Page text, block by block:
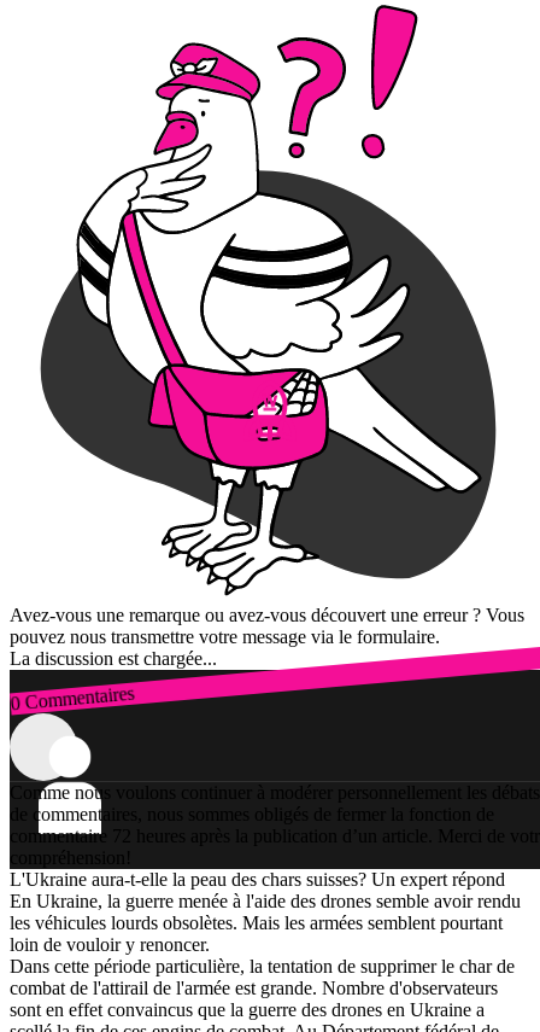
Avez-vous une remarque ou avez-vous découvert une erreur ? Vous
pouvez nous transmettre votre message via le formulaire.
La discussion est chargée...
0 Commentaires
Connexion
Comme nous voulons continuer à modérer personnellement les débats
de commentaires, nous sommes obligés de fermer la fonction de
commentaire 72 heures après la publication d’un article. Merci de
compréhension!
L'Ukraine aura-t-elle la peau des chars suisses? Un expert répond
En Ukraine, la guerre menée à l'aide des drones semble avoir rendu
les véhicules lourds obsolètes. Mais les armées semblent pourtant
loin de vouloir y renoncer.
Dans cette période particulière, la tentation de supprimer le char de
combat de l'attirail de l'armée est grande. Nombre d'observateurs
sont en effet convaincus que la guerre des drones en Ukraine a